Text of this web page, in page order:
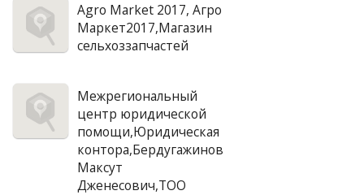
Agro Market 2017, Агро
Маркет2017,Магазин
сельхоззапчастей
Межрегиональный
центр юридической
помощи,Юридическая
контора,Бердугажинов
Максут
Дженесович,ТОО